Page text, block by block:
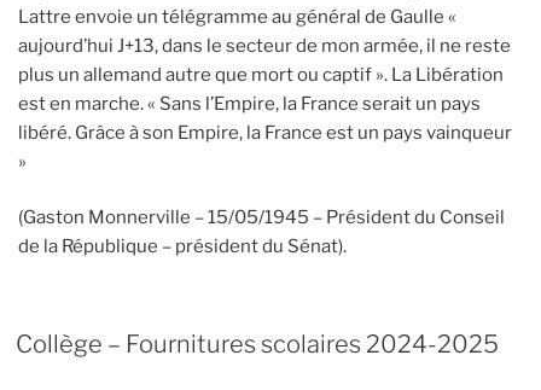
Lattre envoie un télégramme au général de Gaulle «
aujourd’hui J+13, dans le secteur de mon armée, il ne reste
plus un allemand autre que mort ou captif ». La Libération
est en marche. « Sans l’Empire, la France serait un pays
libéré. Grâce à son Empire, la France est un pays vainqueur
»
(Gaston Monnerville – 15/05/1945 – Président du Conseil
de la République – président du Sénat).
Collège – Fournitures scolaires 2024-2025